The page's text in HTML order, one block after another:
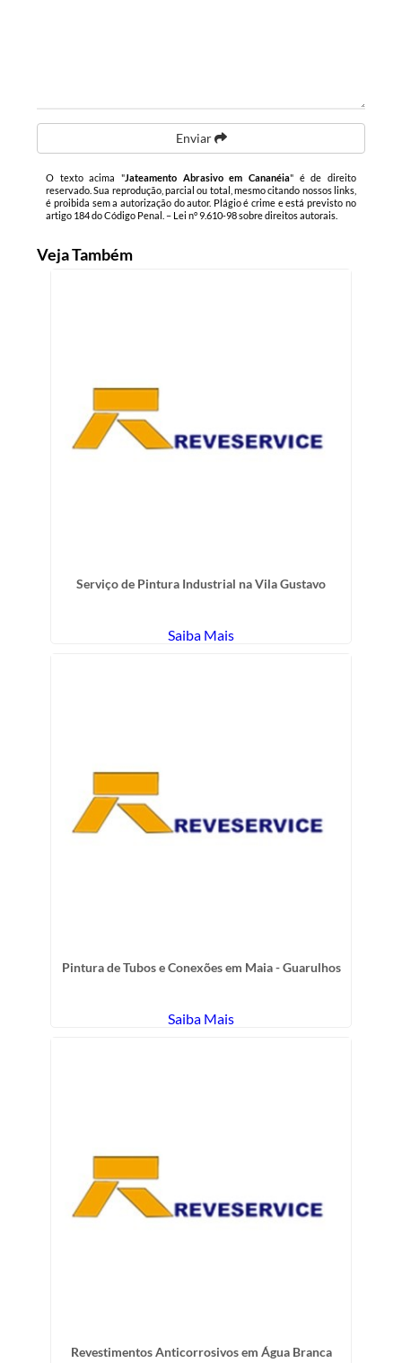
Enviar
O texto acima "Jateamento Abrasivo em Cananéia" é de direito
reservado. Sua reprodução, parcial ou total, mesmo citando nossos links,
é proibida sem a autorização do autor. Plágio é crime e está previsto no
artigo 184 do Código Penal. – Lei n° 9.610-98 sobre direitos autorais
Veja Também
Serviço de Pintura Industrial na Vila Gustavo
Saiba Mais
Pintura de Tubos e Conexões em Maia - Guarulhos
Saiba Mais
Revestimentos Anticorrosivos em Água Branca